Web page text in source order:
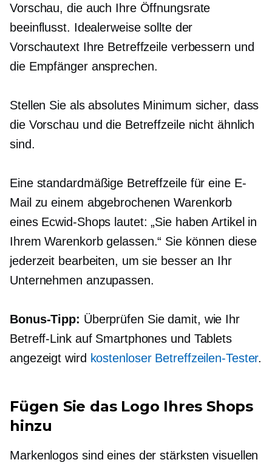
Vorschau, die auch Ihre Öffnungsrate
beeinflusst. Idealerweise sollte der
Vorschautext Ihre Betreffzeile verbessern und
die Empfänger ansprechen.
Stellen Sie als absolutes Minimum sicher, dass
die Vorschau und die Betreffzeile nicht ähnlich
sind.
Eine standardmäßige Betreffzeile für eine E-
Mail zu einem abgebrochenen Warenkorb
eines Ecwid-Shops lautet: „Sie haben Artikel in
Ihrem Warenkorb gelassen.“ Sie können diese
jederzeit bearbeiten, um sie besser an Ihr
Unternehmen anzupassen.
Bonus-Tipp: Überprüfen Sie damit, wie Ihr
Betreff-Link auf Smartphones und Tablets
angezeigt wird kostenloser Betreffzeilen-Tester.
Fügen Sie das Logo Ihres Shops
hinzu
Markenlogos sind eines der stärksten visuellen